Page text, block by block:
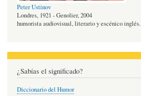
Peter Ustinov
Londres, 1921 - Genolier, 2004
humorista audiovisual, literario y escénico inglés.
¿Sabías el significado?
Diccionario del Humor